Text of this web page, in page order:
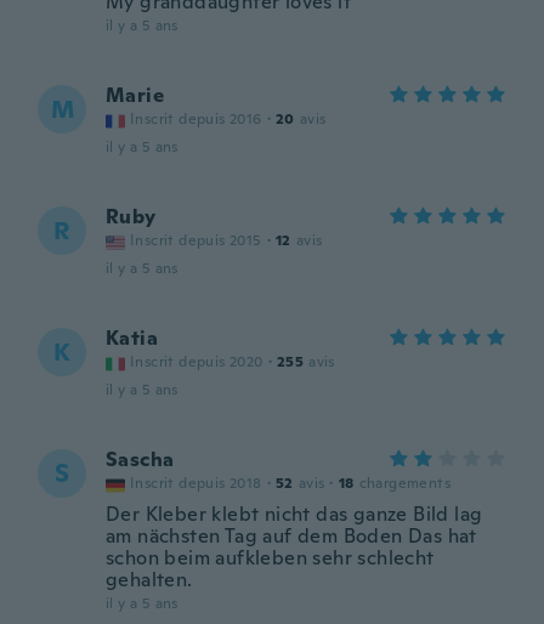
il y a 5 ans
M Marie
Inscrit depuis 2016 · 20 avis
il y a 5 ans
R Ruby
Inscrit depuis 2015 · 12 avis
il y a 5 ans
K Katia
Inscrit depuis 2020 · 255 avis
il y a 5 ans
S Sascha
Inscrit depuis 2018 · 52 avis · 18 chargements
Der Kleber klebt nicht das ganze Bild lag
am nächsten Tag auf dem Boden Das hat
schon beim aufkleben sehr schlecht
gehalten.
il y a 5 ans